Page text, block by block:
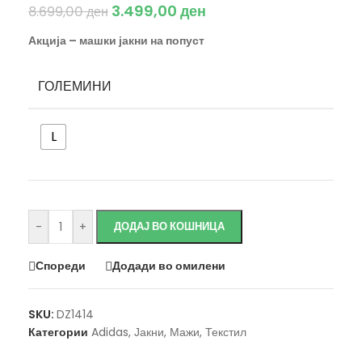
8.699,00ден 3.499,00 ден
Акција – машки јакни на попуст
ГОЛЕМИНИ
L
- + ДОДАЈ ВО КОШНИЦА
Спореди Додади во омилени
SKU: DZ1414
Категории Adidas, Јакни, Мажи, Текстил